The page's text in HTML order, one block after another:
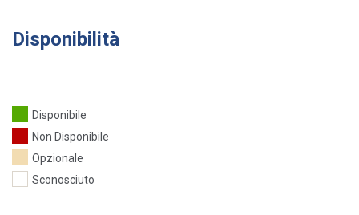
Disponibilità
Disponibile
Non Disponibile
Opzionale
Sconosciuto